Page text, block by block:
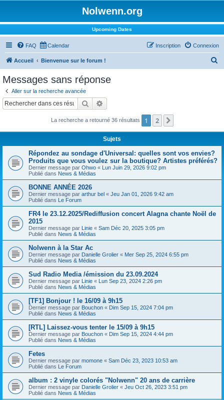
Nolwenn.org
Upcoming Dates
FAQ Calendar Connexion
Inscription
Accueil Bienvenue sur le forum !
c
Messages sans réponse
Aller sur la recherche avancée
Rechercher
La recherche a retourné 36 résultats 1 2
Sujets
Répondez au sondage d'Universal: quelles sont vos envies?
Produits que vous voulez sur la boutique? Artistes préférés?
Dernier message par Ohwo « Lun Juin 29, 2026 9:02 pm
Publié dans News & Médias
BONNE ANNÉE 2026
Dernier message par arthur bel « Jeu Jan 01, 2026 9:42 am
Publié dans Le Forum
FR4 le 23.12.2025/Rediffusion concert Alagna chante Noël de
2015
Dernier message par Linie « Sam Déc 20, 2025 3:05 pm
Publié dans News & Médias
Nolwenn à la Star Ac
Dernier message par Danielle Grolier « Mer Sep 25, 2024 6:55 pm
Publié dans News & Médias
Sud Radio Media /émission du 23.09.2024
Dernier message par Linie « Lun Sep 23, 2024 2:26 pm
Publié dans News & Médias
[TF1] Bonjour ! le 16/09 à 9h15
Dernier message par Bouchon « Dim Sep 15, 2024 7:04 pm
Publié dans News & Médias
[RTL] Laissez-vous tenter le 15/09 à 9h15
Dernier message par Bouchon « Dim Sep 15, 2024 4:44 pm
Publié dans News & Médias
Fetes
Dernier message par momone « Sam Déc 23, 2023 10:53 am
Publié dans Le Forum
album : 2 vinyle colorés "Nolwenn" 20 ans de carrière
Dernier message par Danielle Grolier « Jeu Oct 26, 2023 3:51 pm
Publié dans News & Médias